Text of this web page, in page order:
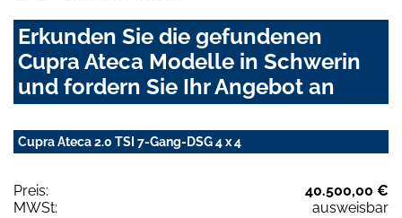
Erkunden Sie die gefundenen
Cupra Ateca Modelle in Schwerin
und fordern Sie Ihr Angebot an
Cupra Ateca 2.0 TSI 7-Gang-DSG 4 x 4
Preis:
40.500,00 €
MWSt:
ausweisbar